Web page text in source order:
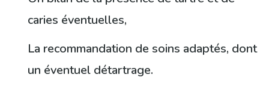
caries éventuelles,
La recommandation de soins adaptés, dont
un éventuel détartrage.